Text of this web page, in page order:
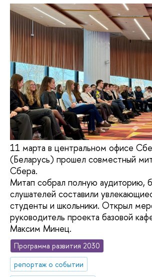
11 марта в центральном офисе
(Беларусь) прошел совместный
Сбера.
Митап собрал полную аудиторию,
слушателей составили
студенты и школьники. Открыл
руководитель проекта базовой
Максим Минец.
Программа развития 2030
репортаж о событии